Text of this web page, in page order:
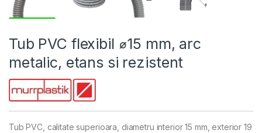
Tub PVC flexibil ⌀15 mm, arc
metalic, etans si rezistent
Tub PVC, calitate superioara, diametru interior 15 mm, exterior 19